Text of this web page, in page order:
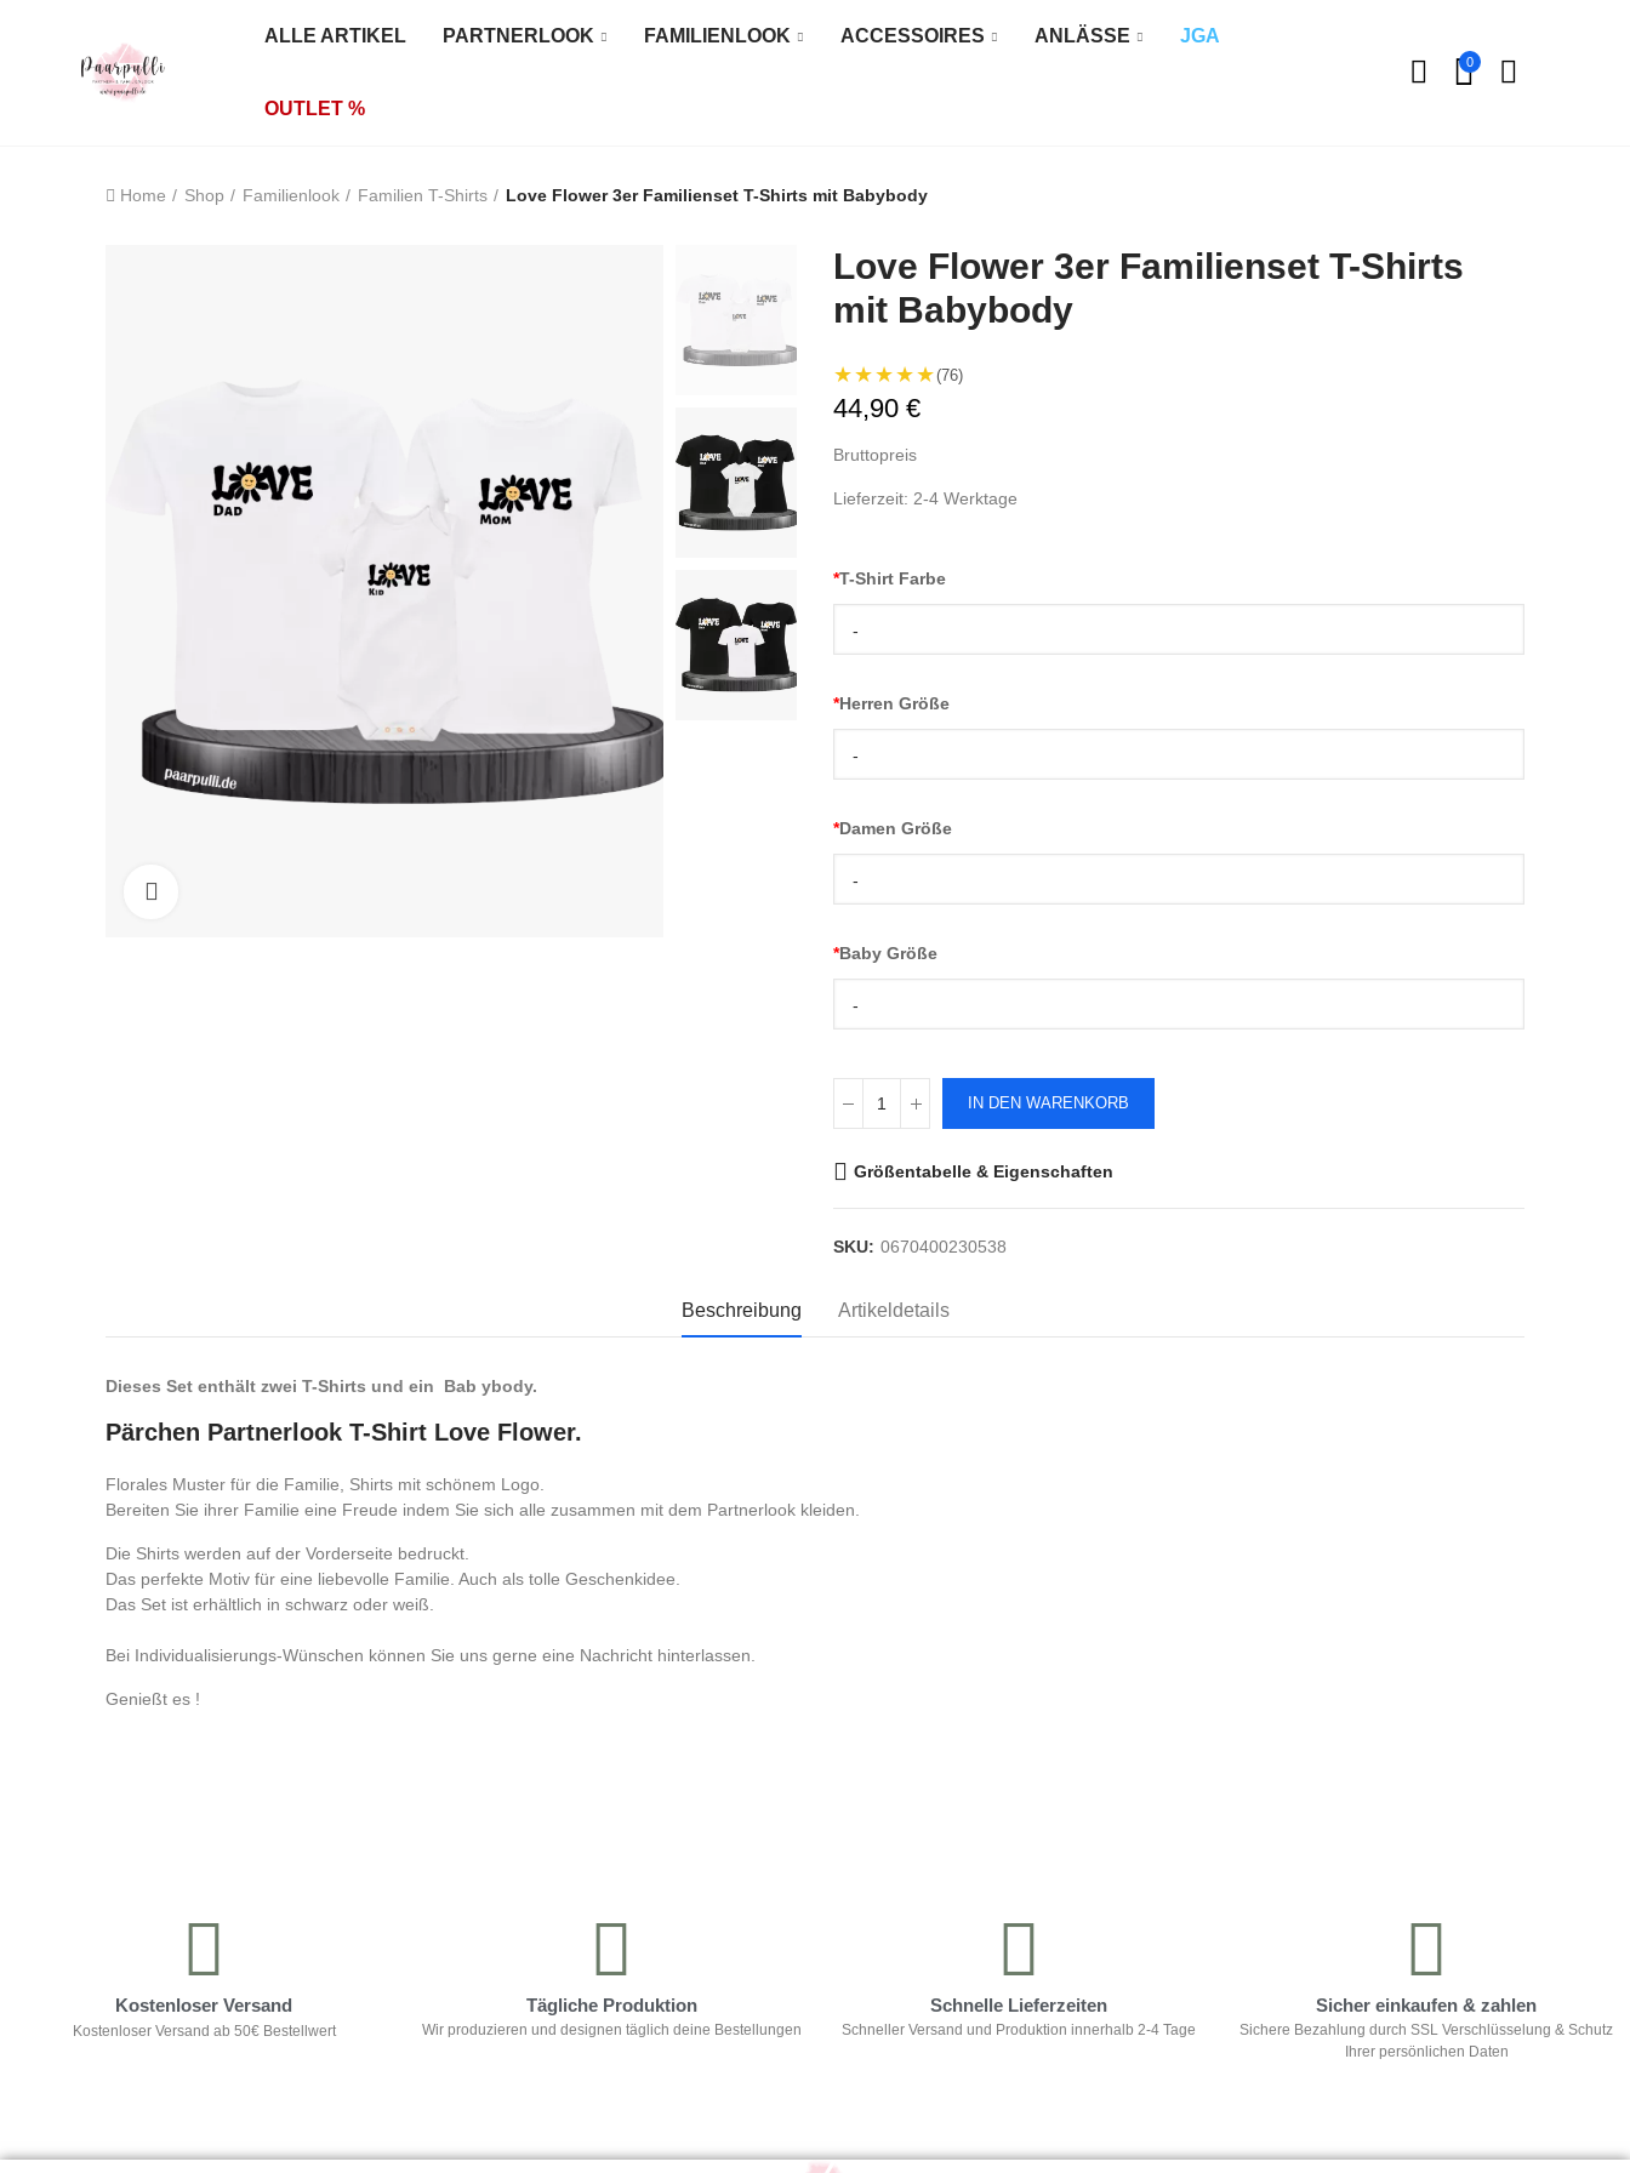
ALLE ARTIKEL PARTNERLOOK FAMILIENLOOK ACCESSOIRES ANLÄSSE JGA
OUTLET %
0
Home Shop Familienlook Familien T-Shirts Love Flower 3er Familienset T-Shirts mit Babybody
Love Flower 3er Familienset T-Shirts
mit Babybody
★★★★★(76)
44,90 €
Bruttopreis
Lieferzeit: 2-4 Werktage
*T-Shirt Farbe
-
*Herren Größe
-
*Damen Größe
-
*Baby Größe
-
IN DEN WARENKORB
Größentabelle & Eigenschaften
SKU: 0670400230538
Beschreibung Artikeldetails
Dieses Set enthält zwei T-Shirts und ein Bab ybody.
Pärchen Partnerlook T-Shirt Love Flower.
Florales Muster für die Familie, Shirts mit schönem Logo.
Bereiten Sie ihrer Familie eine Freude indem Sie sich alle zusammen mit dem Partnerlook kleiden.
Die Shirts werden auf der Vorderseite bedruckt.
Das perfekte Motiv für eine liebevolle Familie. Auch als tolle Geschenkidee.
Das Set ist erhältlich in schwarz oder weiß.
Bei Individualisierungs-Wünschen können Sie uns gerne eine Nachricht hinterlassen.
Genießt es !
Kostenloser Versand
Kostenloser Versand ab 50€ Bestellwert
Tägliche Produktion
Wir produzieren und designen täglich deine Bestellungen
Schnelle Lieferzeiten
Schneller Versand und Produktion innerhalb 2-4 Tage
Sicher einkaufen & zahlen
Sichere Bezahlung durch SSL Verschlüsselung & Schutz
Ihrer persönlichen Daten